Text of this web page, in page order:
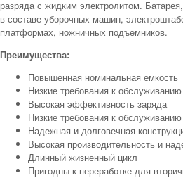
разряда с жидким электролитом.
в составе уборочных машин,
платформах, ножничных подъемников.
Преимущества:
Повышенная номинальная емкость
Низкие требования к обслуживанию
Высокая эффективность заряда
Низкие требования к обслуживанию
Надежная и долговечная
Высокая производительность и
Длинный жизненный цикл
Пригодны к переработке для